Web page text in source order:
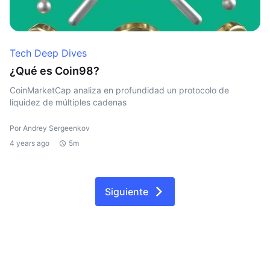
Tech Deep Dives
¿Qué es Coin98?
CoinMarketCap analiza en profundidad un protocolo de
liquidez de múltiples cadenas
Por Andrey Sergeenkov
4 years ago
5m
Siguiente